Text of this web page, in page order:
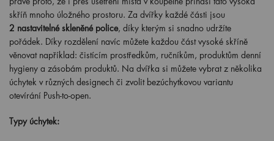
skříň mnoho úložného prostoru. Za dvířky každé části jsou
2 nastavitelné skleněné police, díky kterým si snadno udržíte
pořádek. Díky rozdělení navíc můžete každou část vysoké skříně
věnovat například: čistícím prostředkům, ručníkům, produktům denní
hygieny a zásobám produktů. Na dvířka si můžete vybrat z několika
úchytek v různých designech či zvolit bezúchytkovou variantu
otevírání Push-to-open.
Typy úchytek: